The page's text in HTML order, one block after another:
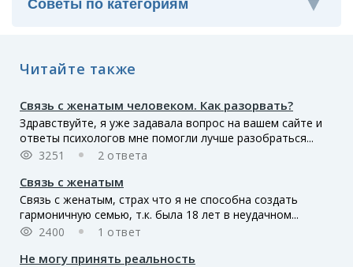
Читайте также
Связь с женатым человеком. Как разорвать?
Здравствуйте, я уже задавала вопрос на вашем сайте и
ответы психологов мне помогли лучше разобраться...
3251
2 ответа
Связь с женатым
Связь с женатым, страх что я не способна создать
гармоничную семью, т.к. была 18 лет в неудачном...
2400
1 ответ
Не могу принять реальность